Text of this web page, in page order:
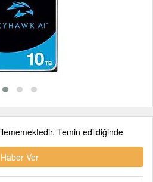
Temin edildiğinde
Haber Ver